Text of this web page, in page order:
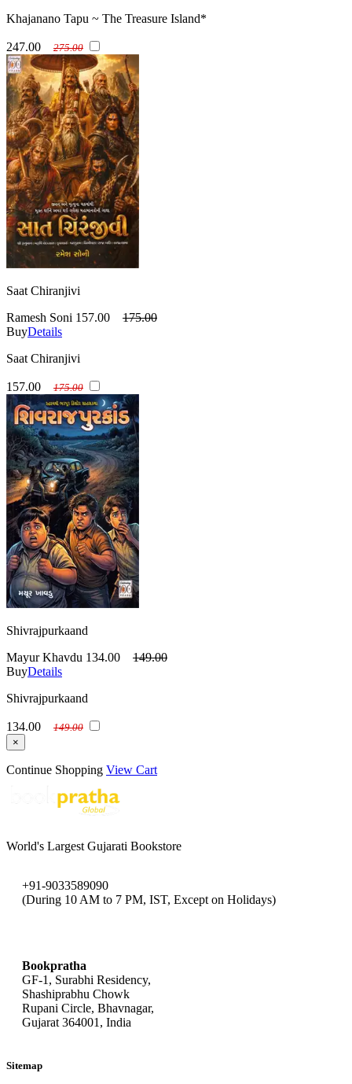
Khajanano Tapu ~ The Treasure Island*
247.00 275.00
Saat Chiranjivi
Ramesh Soni 157.00
175.00
BuyDetails
Saat Chiranjivi
157.00 175.00
Shivrajpurkaand
Mayur Khavdu 134.00
149.00
BuyDetails
Shivrajpurkaand
134.00
149.00
×
Continue Shopping View Cart
World's Largest Gujarati Bookstore
+91-9033589090
(During 10 AM to 7 PM, IST, Except on Holidays)
Bookpratha
GF-1, Surabhi Residency,
Shashiprabhu Chowk
Rupani Circle, Bhavnagar,
Gujarat 364001, India
Sitemap